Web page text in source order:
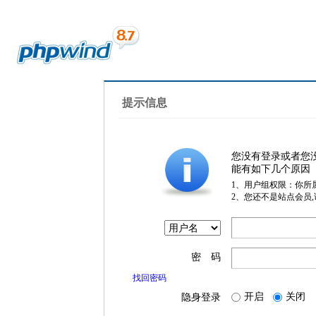
提示信息
您没有登录或者您
能有如下几个原因
1、用户组权限：你所
2、您还不是站点会员
密 码
找回密码
隐身登录 开启 关闭